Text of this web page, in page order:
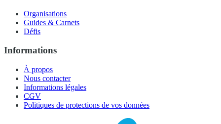
Organisations
Guides & Carnets
Défis
Informations
À propos
Nous contacter
Informations légales
CGV
Politiques de protections de vos données